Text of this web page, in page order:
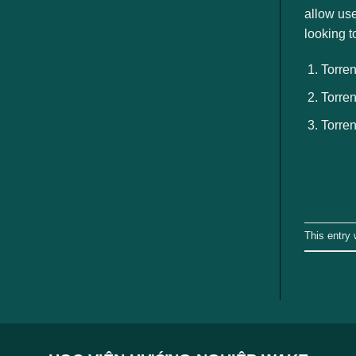
allow
looking
This entry